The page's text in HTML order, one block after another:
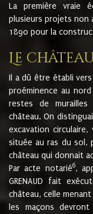
La première vraie
plusieurs projets non
1890 pour la
Le
Il a dû être établi
proéminence au
restes de
château. On
excavation
située au ras du
château qui donnait
Par acte notarié6,
GRENAUD fait
château, celle
les maçons